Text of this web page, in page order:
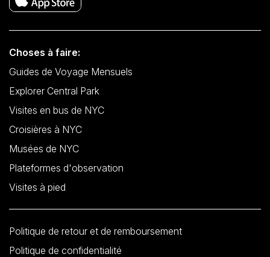
Choses à faire:
Guides de Voyage Mensuels
Explorer Central Park
Visites en bus de NYC
Croisières à NYC
Musées de NYC
Plateformes d'observation
Visites à pied
Politique de retour et de remboursement
Politique de confidentialité